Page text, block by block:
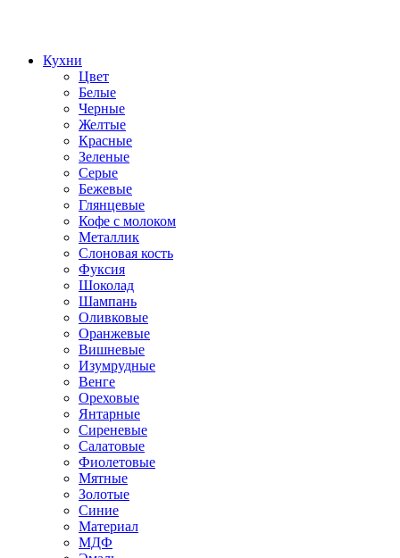
Кухни
Цвет
Белые
Черные
Желтые
Красные
Зеленые
Серые
Бежевые
Глянцевые
Кофе с молоком
Металлик
Слоновая кость
Фуксия
Шоколад
Шампань
Оливковые
Оранжевые
Вишневые
Изумрудные
Венге
Ореховые
Янтарные
Сиреневые
Салатовые
Фиолетовые
Мятные
Золотые
Синие
Материал
МДФ